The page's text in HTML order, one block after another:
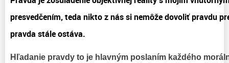
presvedčením, teda nikto z nás si nemôže dovoliť pravdu
pravda stále ostáva.
Hľadanie pravdy to je hlavným poslaním každého